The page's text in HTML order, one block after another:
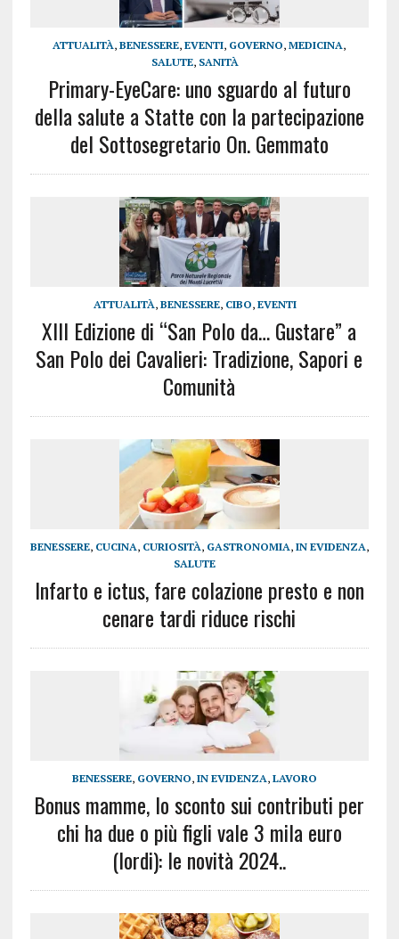
ATTUALITÀ,BENESSERE,EVENTI, GOVERNO,MEDICINA,
SALUTE, SANITÀ
Primary-EyeCare: uno sguardo al futuro
della salute a Statte con la partecipazione
del Sottosegretario On. Gemmato
ATTUALITÀ, BENESSERE, CIBO, EVENTI
XIII Edizione di “San Polo da… Gustare” a
San Polo dei Cavalieri: Tradizione, Sapori e
Comunità
BENESSERE, CUCINA, CURIOSITÀ, GASTRONOMIA, IN EVIDENZA,
SALUTE
Infarto e ictus, fare colazione presto e non
cenare tardi riduce rischi
BENESSERE, GOVERNO,IN EVIDENZA,LAVORO
Bonus mamme, lo sconto sui contributi per
chi ha due o più figli vale 3 mila euro
(lordi): le novità 2024..